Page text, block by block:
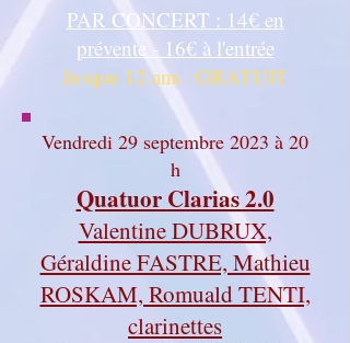
PAR CONCERT : 14€ en
prévente - 16€ à l'entrée
Jusque 12 ans : GRATUIT
Vendredi 29 septembre 2023 à 20
h
Quatuor Clarias 2.0
Valentine DUBRUX,
Géraldine FASTRE, Mathieu
ROSKAM, Romuald TENTI,
clarinettes